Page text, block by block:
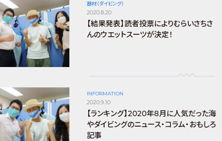
器材（ダイビング）
2020.8.20
【結果発表】読者投票によりむらいさちさ
んのウエットスーツが決定！
INFORMATION
2020.9.10
【ランキング】2020年8月に人気だった海
やダイビングのニュース・コラム・おもしろ
記事